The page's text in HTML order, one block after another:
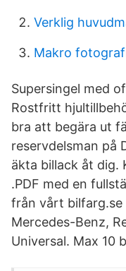
Verklig
Makro
Supersingel med
Rostfritt
bra att begära ut
reservdelsman på
äkta billack åt dig.
.PDF med en
från vårt bilfarg.se
Mercedes-Benz,
Universal. Max 10